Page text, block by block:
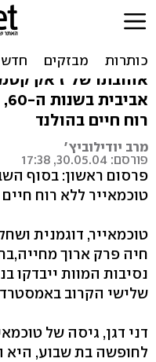
הלכה
אן טוכמאייר
אהובתו של ז'אק
רוח חיים בהולנד
מרב יודילוביץ'
פורסם: 30.05.04, 17:38
פרסום ראשון: בסוף
טוכמאייר ללא רוח
טוכמאייר, דוגמנית
חיה פרק ארוך
נסיבות המוות ייבדקו
שלישי הקרוב
לחופשה בת שבוע, היא